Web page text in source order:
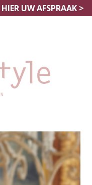
UW AFSPRAAK >